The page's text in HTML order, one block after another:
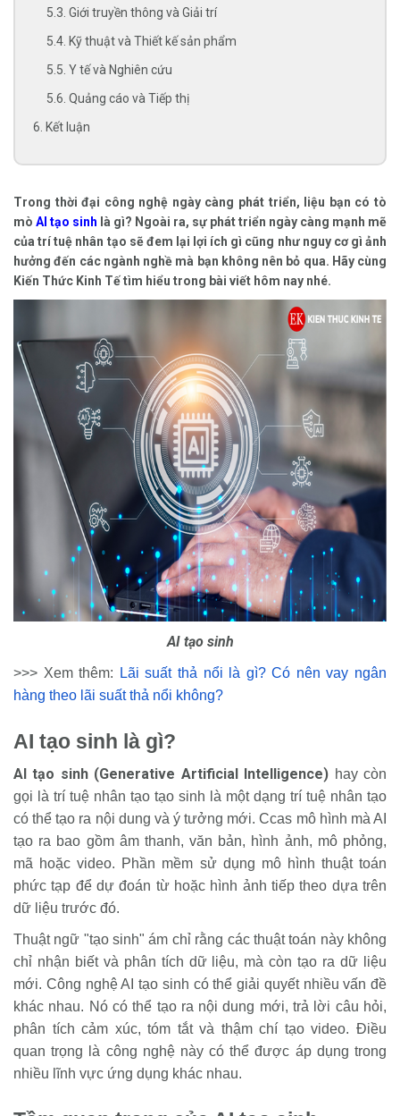
5.3. Giới truyền thông và Giải trí
5.4. Kỹ thuật và Thiết kế sản phẩm
5.5. Y tế và Nghiên cứu
5.6. Quảng cáo và Tiếp thị
6. Kết luận
Trong thời đại công nghệ ngày càng phát triển, liệu bạn có tò
mò AI tạo sinh là gì? Ngoài ra, sự phát triển ngày càng mạnh mẽ
của trí tuệ nhân tạo sẽ đem lại lợi ích gì cũng như nguy cơ gì ảnh
hưởng đến các ngành nghề mà bạn không nên bỏ qua. Hãy cùng
Kiến Thức Kinh Tế tìm hiểu trong bài viết hôm nay nhé.
AI tạo sinh
>>> Xem thêm:
Lãi suất thả nổi là gì? Có nên vay ngân
hàng theo lãi suất thả nổi không?
AI tạo sinh là gì?
AI tạo sinh (Generative Artificial Intelligence) hay còn
gọi là trí tuệ nhân tạo tạo sinh là một dạng trí tuệ nhân tạo
có thể tạo ra nội dung và ý tưởng mới. Ccas mô hình mà AI
tạo ra bao gồm âm thanh, văn bản, hình ảnh, mô phỏng,
mã hoặc video. Phần mềm sử dụng mô hình thuật toán
phức tạp để dự đoán từ hoặc hình ảnh tiếp theo dựa trên
dữ liệu trước đó.
Thuật ngữ "tạo sinh" ám chỉ rằng các thuật toán này không
chỉ nhận biết và phân tích dữ liệu, mà còn tạo ra dữ liệu
mới. Công nghệ AI tạo sinh có thể giải quyết nhiều vấn đề
khác nhau. Nó có thể tạo ra nội dung mới, trả lời câu hỏi,
phân tích cảm xúc, tóm tắt và thậm chí tạo video. Điều
quan trọng là công nghệ này có thể được áp dụng trong
nhiều lĩnh vực ứng dụng khác nhau.